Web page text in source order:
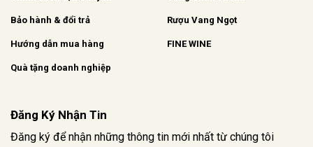
Bảo hành & đổi trả
Hướng dẫn mua hàng
Quà tặng doanh nghiệp
Rượu Vang Ngọt
FINE WINE
Đăng Ký Nhận Tin
Đăng ký để nhận những thông tin mới nhất từ chúng tôi